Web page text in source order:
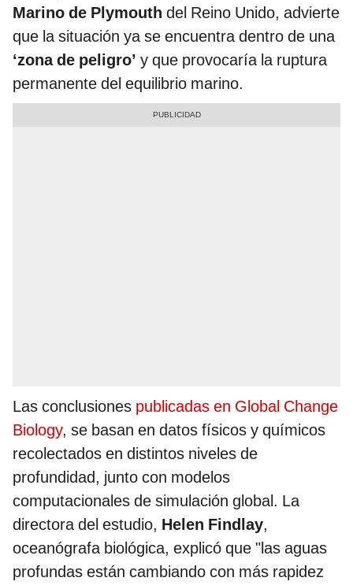
Marino de Plymouth del Reino Unido, advierte
que la situación ya se encuentra dentro de una
‘zona de peligro’ y que provocaría la ruptura
permanente del equilibrio marino.
Las conclusiones publicadas en Global Change
Biology, se basan en datos físicos y químicos
recolectados en distintos niveles de
profundidad, junto con modelos
computacionales de simulación global. La
directora del estudio, Helen Findlay,
oceanógrafa biológica, explicó que "las aguas
profundas están cambiando con más rapidez